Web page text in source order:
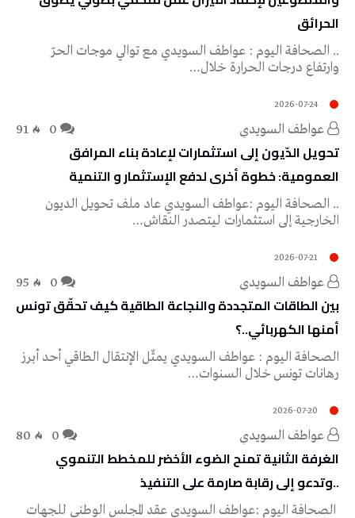
‬الحرائق‭
‬وارتفاع‭ ‬درجات‭ ‬الحرارة‭ ‬خلال‭…
2026-07-24
عواطف‭ ‬السويدي 91
‬العمومية‭:‬ خطوة‭ ‬أخرى‭ ‬لدفع‭ ‬الإستثمار‭ ‬و‭ ‬التنمية‭
‬الخارجية‭ ‬إلى‭ ‬استثمارات‭ ‬ليتصدر‭ ‬النقاش‭…
2026-07-21
عواطف‭ ‬السويدي 95
بين الطاقات المتجددة والنجاعة الطاقية كيف تحقّق تونس
أمنها الكهربائي..؟
الصحافة اليوم : عواطف السويدي يمثّل الإنتقال الطاقي أحد أبرز
رهانات تونس خلال السنوات…
2026-07-20
عواطف‭ ‬السويدي 80
الغرفة‭ ‬الثانية‭ ‬تمنح‭ ‬الضوء‭ ‬الأخضر‭ ‬للمخطط‭ ‬التنموي
‭..‬وتدعو‭ ‬إلى‭ ‬رقابة‭ ‬صارمة‭ ‬على‭ ‬التنفيذ